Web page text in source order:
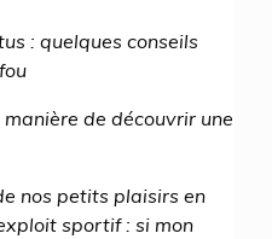
: quelques conseils
de découvrir une
nos petits plaisirs en
sportif : si mon